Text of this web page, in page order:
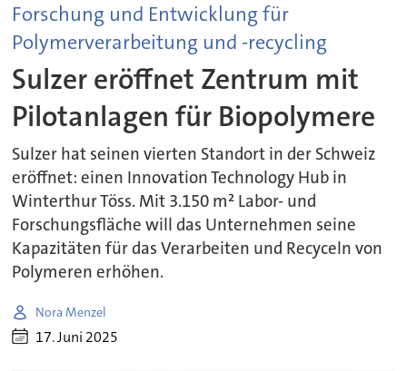
Forschung und Entwicklung für
Polymerverarbeitung und -recycling
Sulzer eröffnet Zentrum mit
Pilotanlagen für Biopolymere
Sulzer hat seinen vierten Standort in der Schweiz
eröffnet: einen Innovation Technology Hub in
Winterthur Töss. Mit 3.150 m² Labor- und
Forschungsfläche will das Unternehmen seine
Kapazitäten für das Verarbeiten und Recyceln von
Polymeren erhöhen.
Nora Menzel
17. Juni 2025